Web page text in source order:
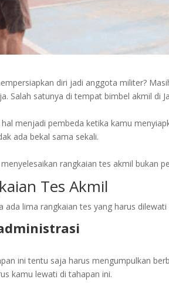
diri jadi anggota militer?
Salah satunya di tempat bimbel akmil di
menjadi pembeda ketika kamu
ada bekal sama sekali.
rangkaian tes akmil bukan
Tes Akmil
ada lima rangkaian tes yang harus
ini tentu saja harus mengumpulkan
kamu lewati di tahapan ini.